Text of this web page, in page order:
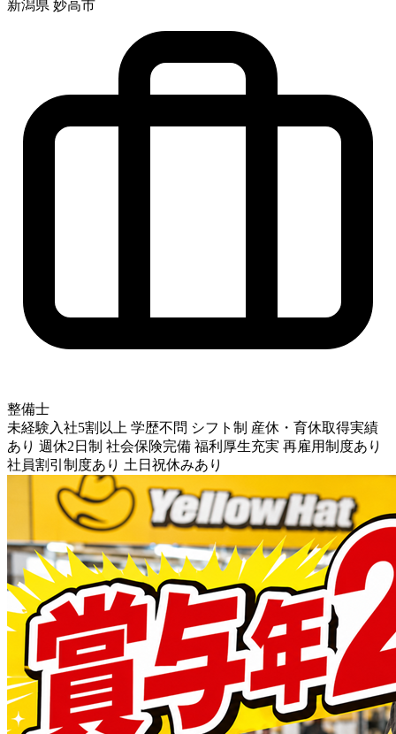
新潟県 妙高市
整備士
未経験入社5割以上 学歴不問 シフト制 産休・育休取得実績
あり 週休2日制 社会保険完備 福利厚生充実 再雇用制度あり
社員割引制度あり 土日祝休みあり